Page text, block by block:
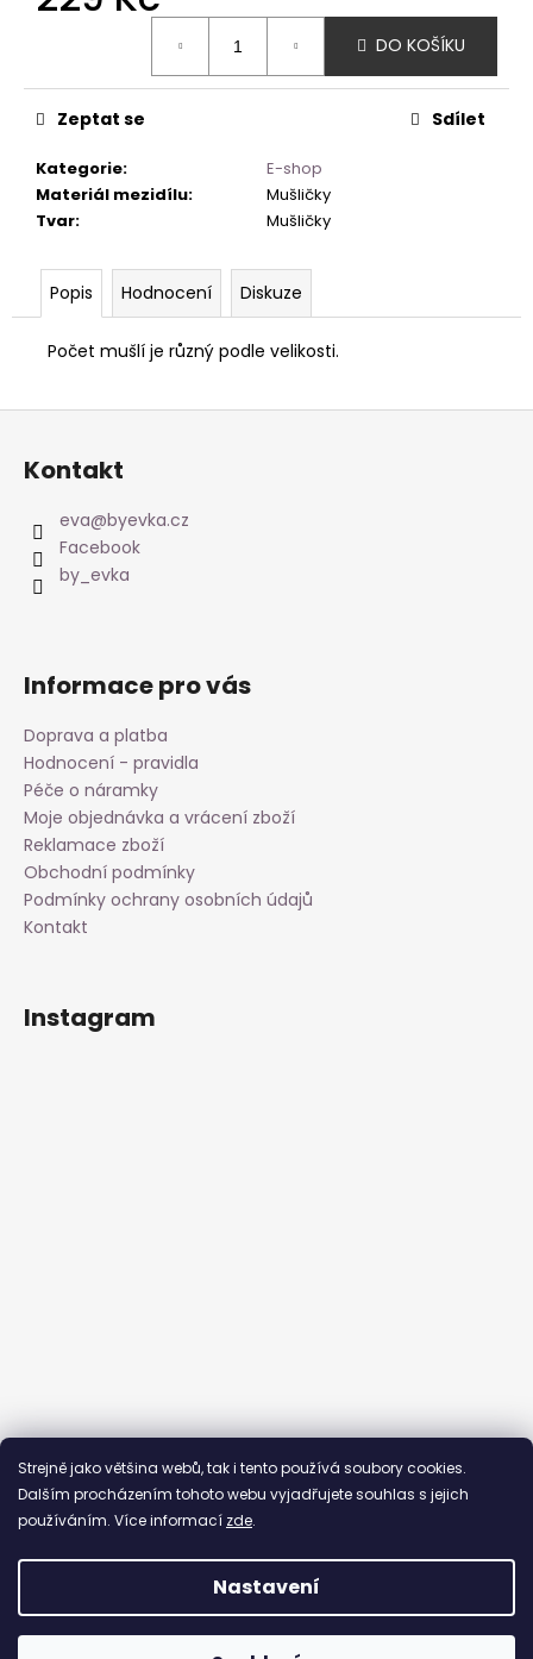
Strejně jako většina webů, tak i tento používá soubory cookies.
Dalším procházením tohoto webu vyjadřujete souhlas s jejich
používáním. Více informací zde.
Nastavení
DO KOŠÍKU
Kategorie:
E-shop
Materiál mezidílu:
Mušličky
Tvar: Mušličky
Zeptat se Sdílet
Popis Hodnocení Diskuze
Počet mušlí je různý podle velikosti.
Z
Kontakt
eva@byevka.cz
Facebook
by_evka
Informace pro vás
Doprava a platba
Hodnocení - pravidla
Péče o náramky
Moje objednávka a vrácení zboží
Reklamace zboží
Obchodní podmínky
Podmínky ochrany osobních údajů
Kontakt
Instagram
Sledovat na Instagramu
Copyright 2026By Evka. Všechna práva vyhrazena.